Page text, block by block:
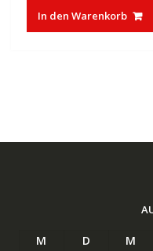
In den Warenkorb
M D M